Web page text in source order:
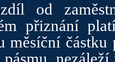
od
přiznání
měsíční částku